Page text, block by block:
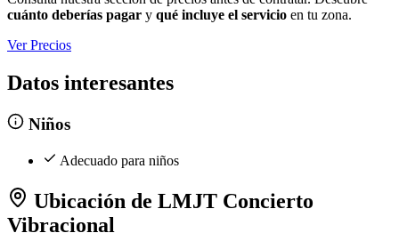
cuánto deberías pagar y qué incluye el servicio en tu zona.
Ver Precios
Datos interesantes
Niños
Adecuado para niños
Ubicación de LMJT Concierto
Vibracional